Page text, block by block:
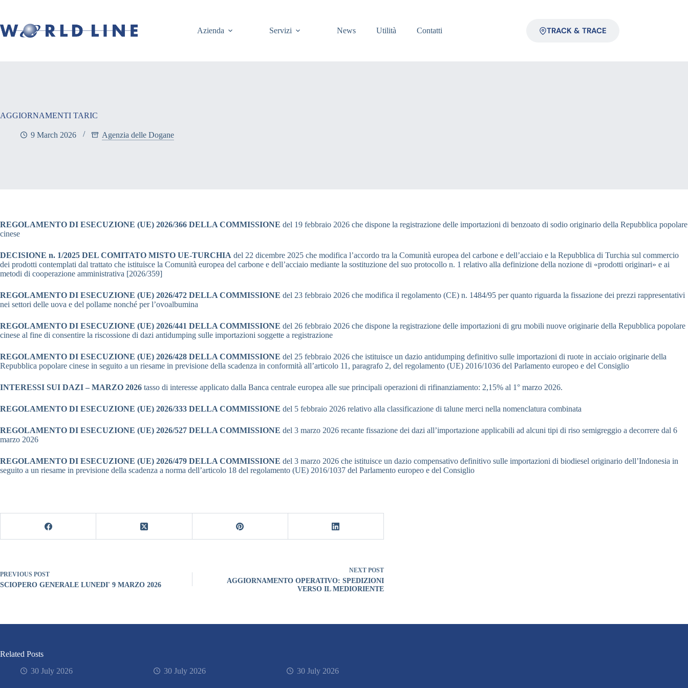
Azienda Servizi News Utilità Contatti TRACK & TRACE
AGGIORNAMENTI TARIC
9 March 2026 Agenzia delle Dogane
REGOLAMENTO DI ESECUZIONE (UE) 2026/366 DELLA COMMISSIONE del 19 febbraio 2026 che dispone la registrazione delle importazioni di benzoato di sodio originario della Repubblica popolare
cinese
DECISIONE n. 1/2025 DEL COMITATO MISTO UE-TURCHIA del 22 dicembre 2025 che modifica l’accordo tra la Comunità europea del carbone e dell’acciaio e la Repubblica di Turchia sul commercio
dei prodotti contemplati dal trattato che istituisce la Comunità europea del carbone e dell’acciaio mediante la sostituzione del suo protocollo n. 1 relativo alla definizione della nozione di «prodotti originari» e ai
metodi di cooperazione amministrativa [2026/359]
REGOLAMENTO DI ESECUZIONE (UE) 2026/472 DELLA COMMISSIONE del 23 febbraio 2026 che modifica il regolamento (CE) n. 1484/95 per quanto riguarda la fissazione dei prezzi rappresentativi
nei settori delle uova e del pollame nonché per l’ovoalbumina
REGOLAMENTO DI ESECUZIONE (UE) 2026/441 DELLA COMMISSIONE del 26 febbraio 2026 che dispone la registrazione delle importazioni di gru mobili nuove originarie della Repubblica popolare
cinese al fine di consentire la riscossione di dazi antidumping sulle importazioni soggette a registrazione
REGOLAMENTO DI ESECUZIONE (UE) 2026/428 DELLA COMMISSIONE del 25 febbraio 2026 che istituisce un dazio antidumping definitivo sulle importazioni di ruote in acciaio originarie della
Repubblica popolare cinese in seguito a un riesame in previsione della scadenza in conformità all’articolo 11, paragrafo 2, del regolamento (UE) 2016/1036 del Parlamento europeo e del Consiglio
INTERESSI SUI DAZI – MARZO 2026 tasso di interesse applicato dalla Banca centrale europea alle sue principali operazioni di rifinanziamento: 2,15% al 1° marzo 2026.
REGOLAMENTO DI ESECUZIONE (UE) 2026/333 DELLA COMMISSIONE del 5 febbraio 2026 relativo alla classificazione di talune merci nella nomenclatura combinata
REGOLAMENTO DI ESECUZIONE (UE) 2026/527 DELLA COMMISSIONE del 3 marzo 2026 recante fissazione dei dazi all’importazione applicabili ad alcuni tipi di riso semigreggio a decorrere dal 6
marzo 2026
REGOLAMENTO DI ESECUZIONE (UE) 2026/479 DELLA COMMISSIONE del 3 marzo 2026 che istituisce un dazio compensativo definitivo sulle importazioni di biodiesel originario dell’Indonesia in
seguito a un riesame in previsione della scadenza a norma dell’articolo 18 del regolamento (UE) 2016/1037 del Parlamento europeo e del Consiglio
PREVIOUS POST
SCIOPERO GENERALE LUNEDI' 9 MARZO 2026
NEXT POST
AGGIORNAMENTO OPERATIVO: SPEDIZIONI
VERSO IL MEDIORIENTE
Related Posts
30 July 2026
30 July 2026 30 July 2026